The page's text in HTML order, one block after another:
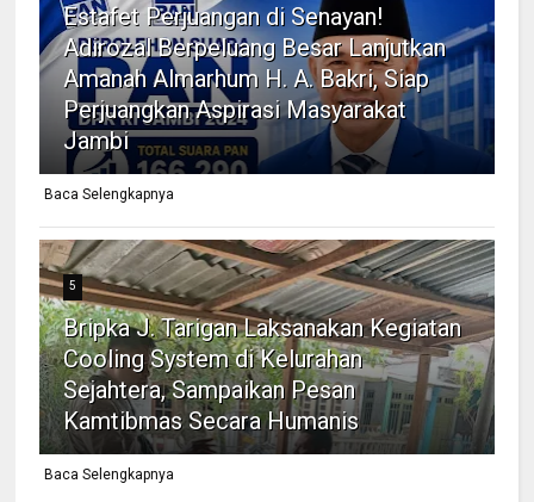
Estafet Perjuangan di Senayan!
Adirozal Berpeluang Besar Lanjutkan
Amanah Almarhum H. A. Bakri, Siap
Perjuangkan Aspirasi Masyarakat
Jambi
Baca Selengkapnya
5
Bripka J. Tarigan Laksanakan Kegiatan
Cooling System di Kelurahan
Sejahtera, Sampaikan Pesan
Kamtibmas Secara Humanis
Baca Selengkapnya